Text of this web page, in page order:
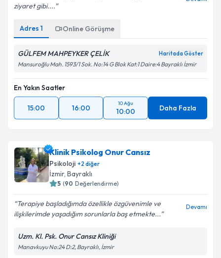
ziyaret gibi....
Adres 1 Online Görüşme
GÜLFEM MAHPEYKER ÇELİK Haritada Göster
Mansuroğlu Mah. 1593/1 Sok. No:14 G Blok Kat:1 Daire:4 Bayraklı İzmir
En Yakın Saatler
15:00 16:00
10 Ağu
10:00 Daha Fazla
Klinik Psikolog Onur Cansız
Psikoloji +2 diğer
İzmir, Bayraklı
5 (90 Değerlendirme)
Terapiye başladığımda özellikle özgüvenimle ve
ilişkilerimde yaşadığım sorunlarla baş etmekte...
Devamı
Uzm. Kl. Psk. Onur Cansız Kliniği
Manavkuyu No:24 D:2, Bayraklı, İzmir